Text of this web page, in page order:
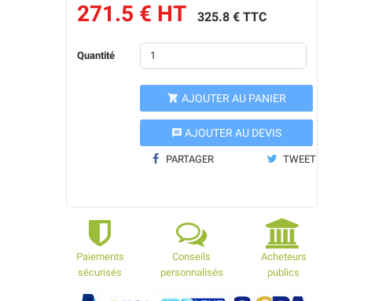
271.5 € HT 325.8 € TTC
Quantité
 AJOUTER AU PANIER
message AJOUTER AU DEVIS
PARTAGER TWEET
Paiements
sécurisés
Conseils
personnalisés
Acheteurs
publics